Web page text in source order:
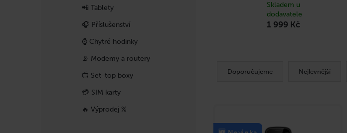
📲 Tablety
🎧 Příslušenství
⌚ Chytré hodinky
📡 Modemy a routery
📺 Set-top boxy
💳 SIM karty
🔥 Výprodej %
Skladem u
dodavatele
1 999 Kč
í
Doporučujeme Nejlevnější